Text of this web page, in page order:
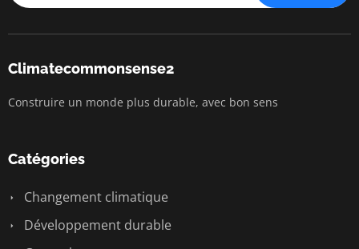
Climatecommonsense2
Construire un monde plus durable, avec bon sens
Catégories
Changement climatique
Développement durable